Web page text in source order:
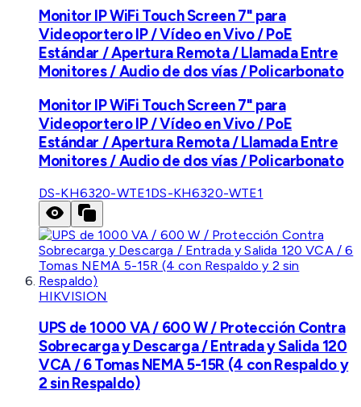
Monitor IP WiFi Touch Screen 7" para
Videoportero IP / Vídeo en Vivo / PoE
Estándar / Apertura Remota / Llamada Entre
Monitores / Audio de dos vías / Policarbonato
Monitor IP WiFi Touch Screen 7" para
Videoportero IP / Vídeo en Vivo / PoE
Estándar / Apertura Remota / Llamada Entre
Monitores / Audio de dos vías / Policarbonato
DS-KH6320-WTE1DS-KH6320-WTE1
HIKVISION
UPS de 1000 VA / 600 W / Protección Contra
Sobrecarga y Descarga / Entrada y Salida 120
VCA / 6 Tomas NEMA 5-15R (4 con Respaldo y
2 sin Respaldo)